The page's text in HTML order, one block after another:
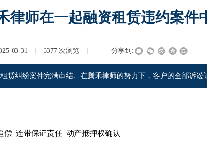
律师在一起融资租赁违约案件
03-31 6377 次浏览 分享到:
赁纠纷案件完满审结。在腾禾律师的努力下，客户的全部诉讼
偿 连带保证责任 动产抵押权确认